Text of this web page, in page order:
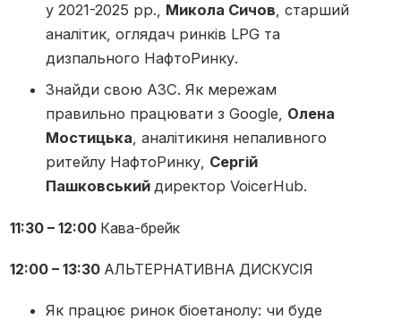
у 2021-2025 рр., Микола Сичов, старший
аналітик, оглядач ринків LPG та
дизпального НафтоРинку.
Знайди свою АЗС. Як мережам
правильно працювати з Google, Олена
Мостицька, аналітикиня непаливного
ритейлу НафтоРинку, Сергій
Пашковськийдиректор VoicerHub.
11:30 – 12:00 Кава-брейк
12:00 – 13:30 АЛЬТЕРНАТИВНА ДИСКУСІЯ
Як працює ринок біоетанолу: чи буде